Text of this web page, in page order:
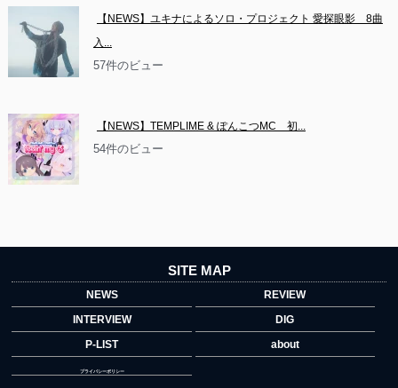
【NEWS】ユキナによるソロ・プロジェクト 愛探眼影　8曲
入...
57件のビュー
【NEWS】TEMPLIME & ぽんこつMC　初...
54件のビュー
SITE MAP
NEWS
REVIEW
INTERVIEW
DIG
P-LIST
about
プライバシーポリシー